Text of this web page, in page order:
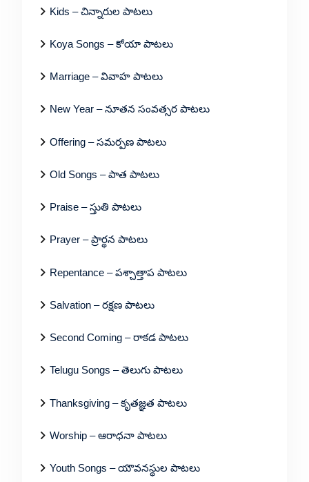
Kids – చిన్నారుల పాటలు
Koya Songs – కోయా పాటలు
Marriage – వివాహ పాటలు
New Year – నూతన సంవత్సర పాటలు
Offering – సమర్పణ పాటలు
Old Songs – పాత పాటలు
Praise – స్తుతి పాటలు
Prayer – ప్రార్థన పాటలు
Repentance – పశ్చాత్తాప పాటలు
Salvation – రక్షణ పాటలు
Second Coming – రాకడ పాటలు
Telugu Songs – తెలుగు పాటలు
Thanksgiving – కృతజ్ఞత పాటలు
Worship – ఆరాధనా పాటలు
Youth Songs – యౌవనస్థుల పాటలు